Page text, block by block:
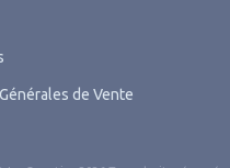
de Vente